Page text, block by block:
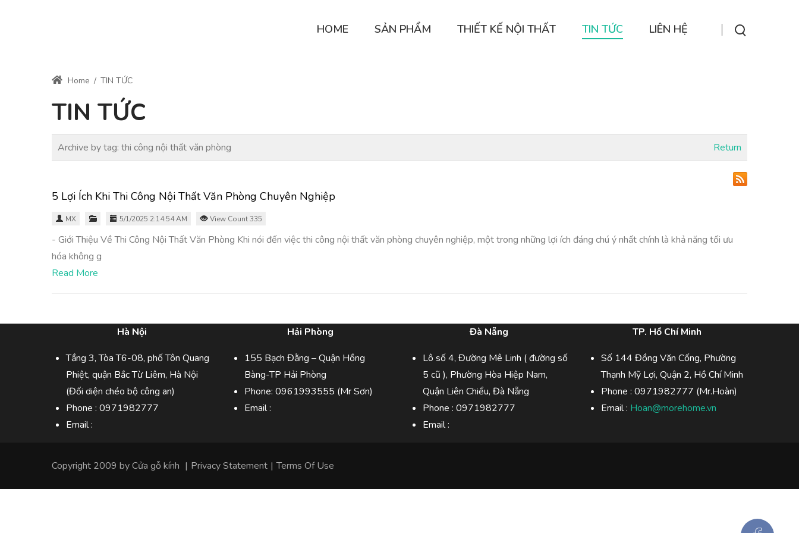
HOME SẢN PHẨM THIẾT KẾ NỘI THẤT TIN TỨC LIÊN HỆ
Home / TIN TỨC
TIN TỨC
Archive by tag: thi công nội thất văn phòng Return
5 Lợi Ích Khi Thi Công Nội Thất Văn Phòng Chuyên Nghiệp
MX 5/1/2025 2:14:54 AM View Count 335
- Giới Thiệu Về Thi Công Nội Thất Văn Phòng Khi nói đến việc thi công nội thất văn phòng chuyên nghiệp, một trong những lợi ích đáng chú ý nhất chính là khả năng tối ưu
hóa không g
Read More
Hà Nội
Tầng 3, Tòa T6-08, phố Tôn Quang
Phiệt, quận Bắc Từ Liêm, Hà Nội
(Đối diện chéo bộ công an)
Phone : 0971982777
Email :
Hải Phòng
155 Bạch Đằng – Quận Hồng
Bàng-TP Hải Phòng
Phone: 0961993555 (Mr Sơn)
Email :
Đà Nẵng
Lô số 4, Đường Mê Linh ( đường số
5 cũ ), Phường Hòa Hiệp Nam,
Quận Liên Chiểu, Đà Nẵng
Phone : 0971982777
Email :
TP. Hồ Chí Minh
Số 144 Đồng Văn Cống, Phường
Thạnh Mỹ Lợi, Quận 2, Hồ Chí Minh
Phone : 0971982777 (Mr.Hoàn)
Email : Hoan@morehome.vn
Copyright 2009 byCửa gỗ kính | Privacy Statement | Terms Of Use